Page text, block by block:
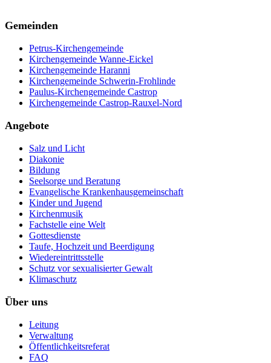
Gemeinden
Petrus-Kirchengemeinde
Kirchengemeinde Wanne-Eickel
Kirchengemeinde Haranni
Kirchengemeinde Schwerin-Frohlinde
Paulus-Kirchengemeinde Castrop
Kirchengemeinde Castrop-Rauxel-Nord
Angebote
Salz und Licht
Diakonie
Bildung
Seelsorge und Beratung
Evangelische Krankenhausgemeinschaft
Kinder und Jugend
Kirchenmusik
Fachstelle eine Welt
Gottesdienste
Taufe, Hochzeit und Beerdigung
Wiedereintrittsstelle
Schutz vor sexualisierter Gewalt
Klimaschutz
Über uns
Leitung
Verwaltung
Öffentlichkeitsreferat
FAQ